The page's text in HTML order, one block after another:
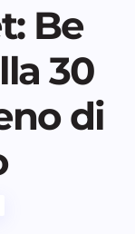
Be
30
di